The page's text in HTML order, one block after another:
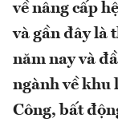
về nâng cấp
và gần đây là
năm nay và
ngành về khu
Công, bất